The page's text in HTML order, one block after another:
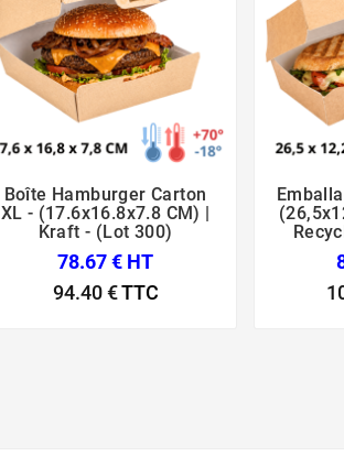
  
Boîte Hamburger Carton
XL - (17.6x16.8x7.8 CM) |
Kraft - (Lot 300)
78.67 € HT
94.40 €TTC